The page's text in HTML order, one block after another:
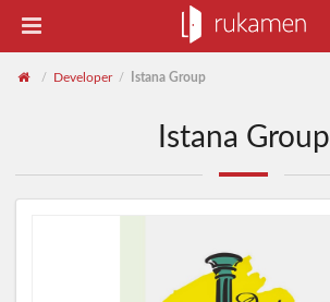
/ Developer / Istana Group
Istana Group